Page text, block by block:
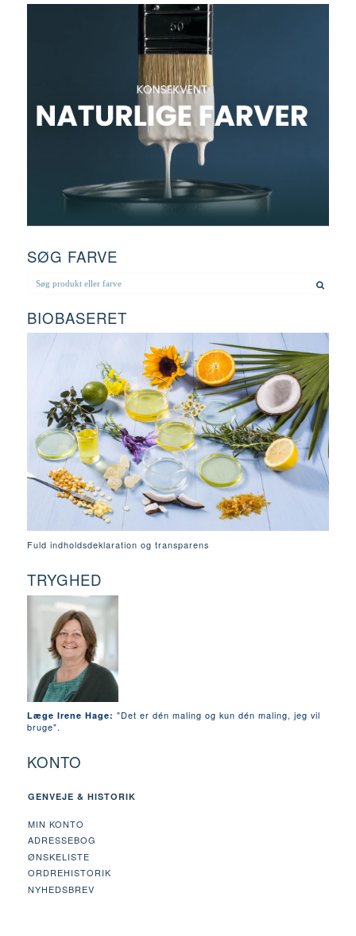
SØG FARVE
BIOBASERET
Fuld indholdsdeklaration og transparens
TRYGHED
Læge Irene Hage: "Det er dén maling og kun dén maling, jeg vil
bruge".
KONTO
GENVEJE & HISTORIK
MIN KONTO
ADRESSEBOG
ØNSKELISTE
ORDREHISTORIK
NYHEDSBREV